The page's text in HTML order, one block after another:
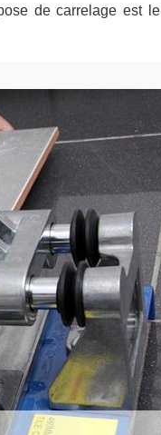
de carrelage est le